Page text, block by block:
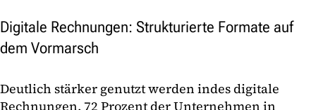
Digitale Rechnungen: Strukturierte Formate auf
dem Vormarsch
Deutlich stärker genutzt werden indes digitale
Rechnungen. 72 Prozent der Unternehmen in